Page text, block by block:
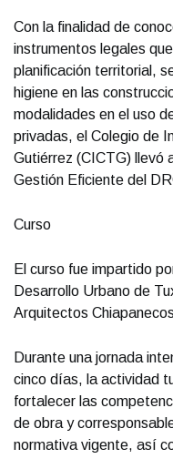
Con la finalidad de
instrumentos legales
planificación territorial,
higiene en las
modalidades en el uso
privadas, el Colegio de
Gutiérrez (CICTG) llevó
Gestión Eficiente del
Curso
El curso fue impartido
Desarrollo Urbano de
Arquitectos
Durante una jornada
cinco días, la actividad
fortalecer las
de obra y
normativa vigente, así